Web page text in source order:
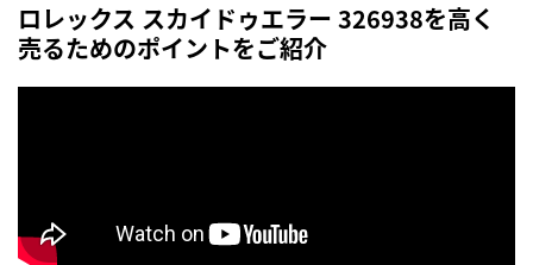
ロレックス スカイドゥエラー 326938を高く
売るためのポイントをご紹介